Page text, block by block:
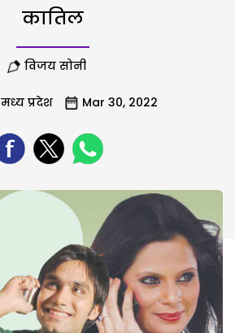
कातिल
विजय सोनी
मध्य प्रदेश Mar 30, 2022